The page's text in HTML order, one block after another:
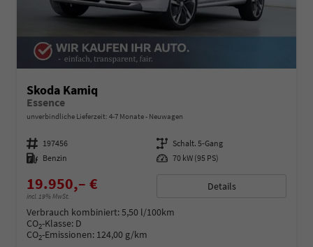
Skoda Kamiq
Essence
unverbindliche Lieferzeit: 4-7 Monate Neuwagen
Fahrzeugnummer 197456 Getriebe Schalt. 5-Gang
Kraftstoff Benzin Leistung 70 kW (95 PS)
19.950,– €
incl. 19% MwSt.
Details
Verbrauch kombiniert:5,50 l/100km
CO2-Klasse: D
CO2-Emissionen: 124,00 g/km